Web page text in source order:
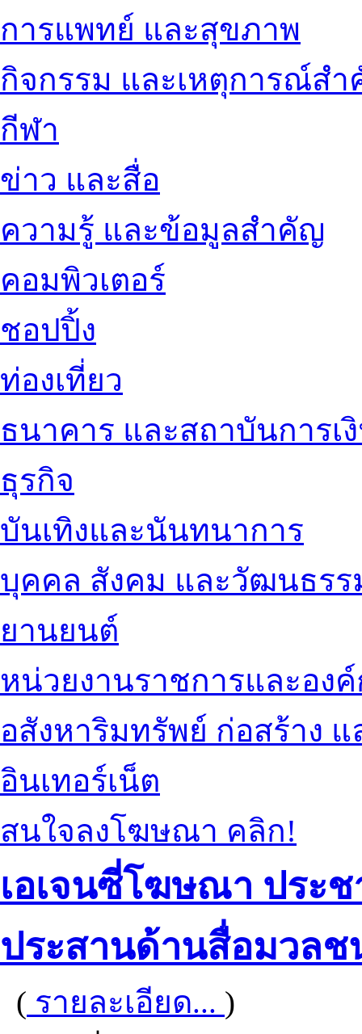
การแพทย์ และสุขภาพ
กิจกรรม และเหตุการณ์ส
กีฬา
ข่าว และสื่อ
ความรู้ และข้อมูลสำคัญ
คอมพิวเตอร์
ชอปปิ้ง
ท่องเที่ยว
ธนาคาร และสถาบันการเ
ธุรกิจ
บันเทิงและนันทนาการ
บุคคล สังคม และวัฒนธรร
ยานยนต์
หน่วยงานราชการและอง
อสังหาริมทรัพย์ ก่อสร้าง
อินเทอร์เน็ต
สนใจลงโฆษณา คลิก!
เอเจนซี่โฆษณา ประ
ประสานด้านสื่อมวลช
( รายละเอียด... )